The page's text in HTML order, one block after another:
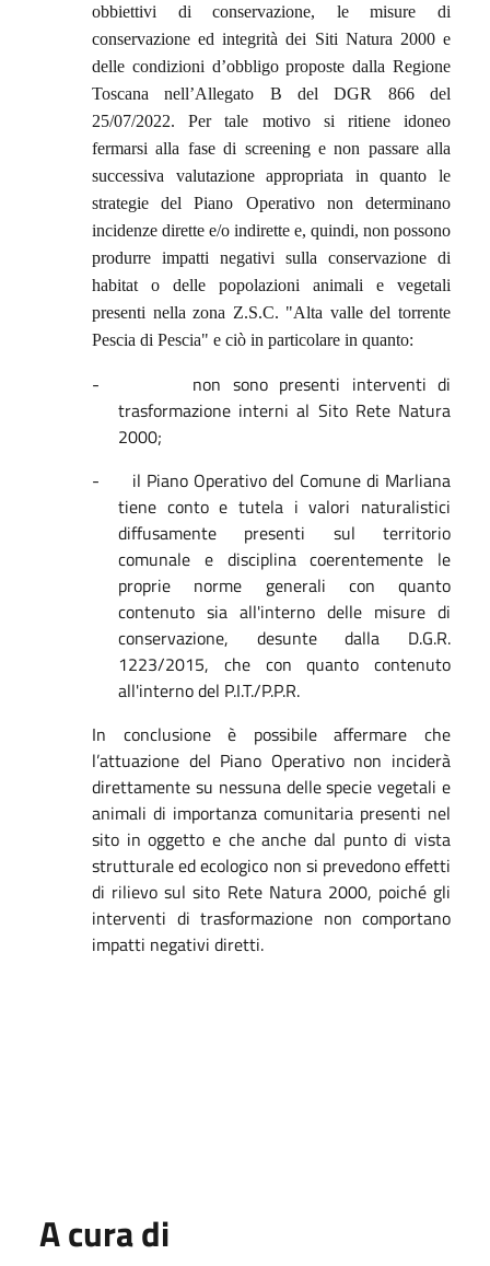
obbiettivi di conservazione, le misure di
conservazione ed integrità dei Siti Natura 2000 e
delle condizioni d’obbligo proposte dalla Regione
Toscana nell’Allegato B del DGR 866 del
25/07/2022. Per tale motivo si ritiene idoneo
fermarsi alla fase di screening e non passare alla
successiva valutazione appropriata in quanto le
strategie del Piano Operativo non determinano
incidenze dirette e/o indirette e, quindi, non possono
produrre impatti negativi sulla conservazione di
habitat o delle popolazioni animali e vegetali
presenti nella zona Z.S.C. "Alta valle del torrente
Pescia di Pescia" e ciò in particolare in quanto:
-
non sono presenti interventi di
trasformazione interni al Sito Rete Natura
2000;
-
il Piano Operativo del Comune di Marliana
tiene conto e tutela i valori naturalistici
diffusamente presenti sul territorio
comunale e disciplina coerentemente le
proprie norme generali con quanto
contenuto sia all'interno delle misure di
conservazione, desunte dalla D.G.R.
1223/2015, che con quanto contenuto
all'interno del P.I.T./P.P.R.
In conclusione è possibile affermare che
l’attuazione del Piano Operativo non inciderà
direttamente su nessuna delle specie vegetali e
animali di importanza comunitaria presenti nel
sito in oggetto e che anche dal punto di vista
strutturale ed ecologico non si prevedono effetti
di rilievo sul sito Rete Natura 2000, poiché gli
interventi di trasformazione non comportano
impatti negativi diretti.
A cura di